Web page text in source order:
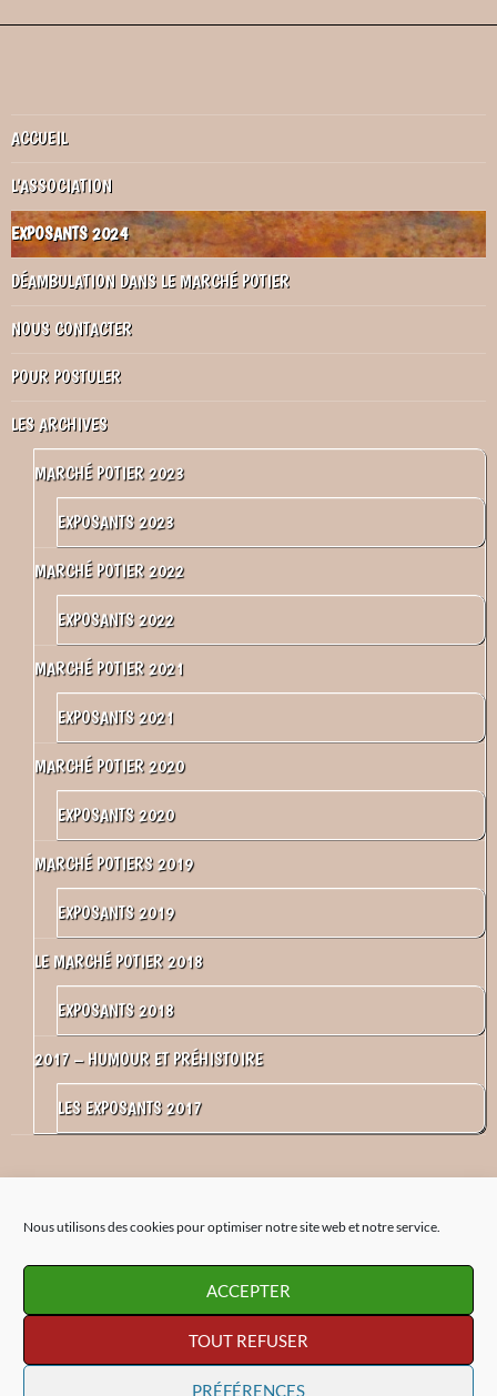
Nous utilisons des cookies pour optimiser notre site web et notre service.
ACCEPTER
TOUT REFUSER
PRÉFÉRENCES
ACCUEIL
L’ASSOCIATION
EXPOSANTS 2024
DÉAMBULATION DANS LE MARCHÉ POTIER
NOUS CONTACTER
POUR POSTULER
LES ARCHIVES
MARCHÉ POTIER 2023
EXPOSANTS 2023
MARCHÉ POTIER 2022
EXPOSANTS 2022
MARCHÉ POTIER 2021
EXPOSANTS 2021
MARCHÉ POTIER 2020
EXPOSANTS 2020
MARCHÉ POTIERS 2019
EXPOSANTS 2019
LE MARCHÉ POTIER 2018
EXPOSANTS 2018
2017 – HUMOUR ET PRÉHISTOIRE
LES EXPOSANTS 2017
Association Potiers en Périgord-06 04 08 75 14